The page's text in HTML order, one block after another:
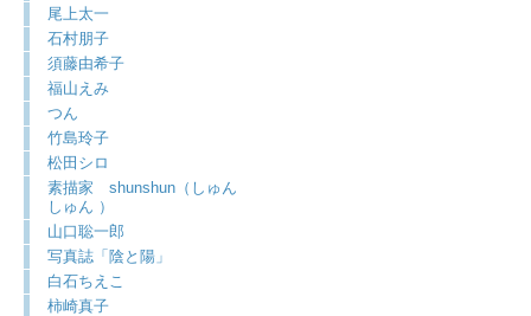
尾上太一
石村朋子
須藤由希子
福山えみ
つん
竹島玲子
松田シロ
素描家 shunshun（しゅん
しゅん ）
山口聡一郎
写真誌「陰と陽」
白石ちえこ
柿崎真子